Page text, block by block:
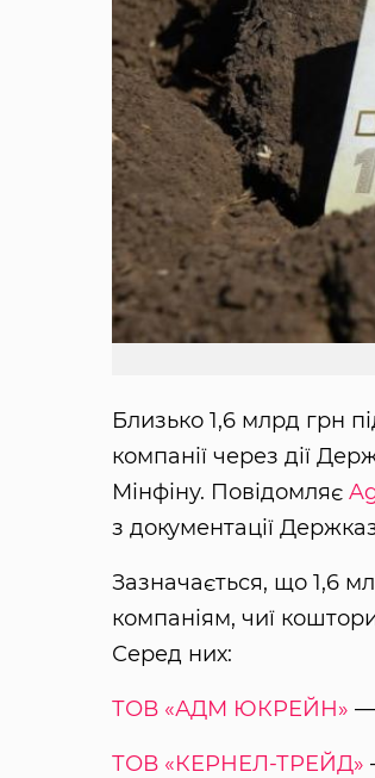
Близько 1,6 млрд грн
компанії через дії
Мінфіну. Повідомляє
з документації
Зазначається, що 1,6
компаніям, чиї
Серед них:
ТОВ «АДМ ЮКРЕЙН» —
ТОВ «КЕРНЕЛ-ТРЕЙД»